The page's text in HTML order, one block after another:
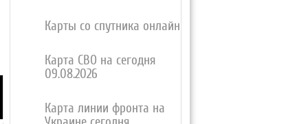
Карты со спутника онлайн
Карта СВО на сегодня
09.08.2026
Карта линии фронта на